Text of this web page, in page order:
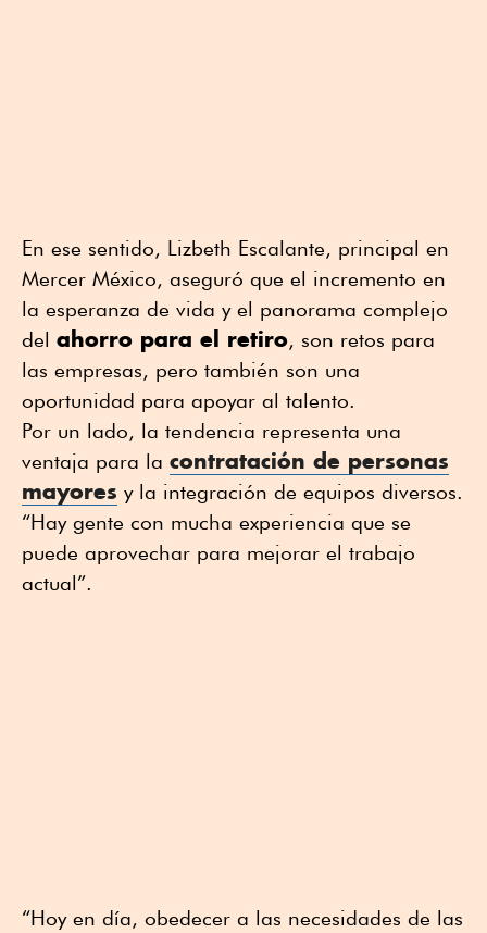
En ese sentido, Lizbeth Escalante, principal en
Mercer México, aseguró que el incremento en
la esperanza de vida y el panorama complejo
del ahorro para el retiro, son retos para
las empresas, pero también son una
oportunidad para apoyar al talento.
Por un lado, la tendencia representa una
ventaja para la contratación de personas
mayores y la integración de equipos diversos.
“Hay gente con mucha experiencia que se
puede aprovechar para mejorar el trabajo
actual”.
“Hoy en día, obedecer a las necesidades de las